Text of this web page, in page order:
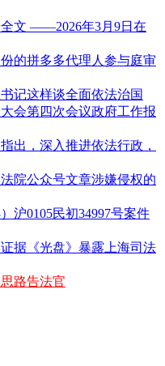
文 ——2026年3月9日在
的拼多多代理人参与庭审
记这样谈全面依法治国
会第四次会议政府工作报
出，深入推进依法行政，
院公众号文章涉嫌侵权的
沪0105民初34997号案件
据《光盘》暴露上海司法
路告法官